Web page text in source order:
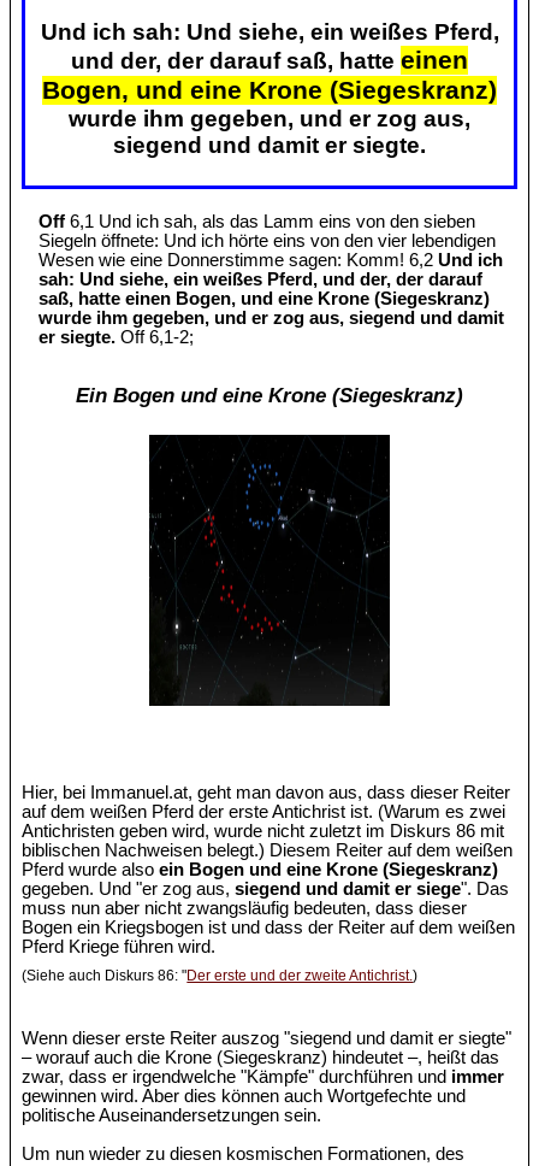
Und ich sah: Und siehe, ein weißes Pferd,
und der, der darauf saß, hatte einen
Bogen, und eine Krone (Siegeskranz)
wurde ihm gegeben, und er zog aus,
siegend und damit er siegte.
Off 6,1 Und ich sah, als das Lamm eins von den sieben
Siegeln öffnete: Und ich hörte eins von den vier lebendigen
Wesen wie eine Donnerstimme sagen: Komm! 6,2Und ich
sah: Und siehe, ein weißes Pferd, und der, der darauf
saß, hatte einen Bogen, und eine Krone (Siegeskranz)
wurde ihm gegeben, und er zog aus, siegend und damit
er siegte. Off 6,1-2;
Ein Bogen und eine Krone (Siegeskranz)
Hier, bei Immanuel.at, geht man davon aus, dass dieser Reiter
auf dem weißen Pferd der erste Antichrist ist. (Warum es zwei
Antichristen geben wird, wurde nicht zuletzt im Diskurs 86 mit
biblischen Nachweisen belegt.) Diesem Reiter auf dem weißen
Pferd wurde alsoein Bogen und eine Krone (Siegeskranz)
gegeben. Und "er zog aus,siegend und damit er siege". Das
muss nun aber nicht zwangsläufig bedeuten, dass dieser
Bogen ein Kriegsbogen ist und dass der Reiter auf dem weißen
Pferd Kriege führen wird.
(Siehe auch Diskurs 86: "Der erste und der zweite Antichrist.)
Wenn dieser erste Reiter auszog "siegend und damit er siegte"
– worauf auch die Krone (Siegeskranz) hindeutet –, heißt das
zwar, dass er irgendwelche "Kämpfe" durchführen und immer
gewinnen wird. Aber dies können auch Wortgefechte und
politische Auseinandersetzungen sein.
Um nun wieder zu diesen kosmischen Formationen, des